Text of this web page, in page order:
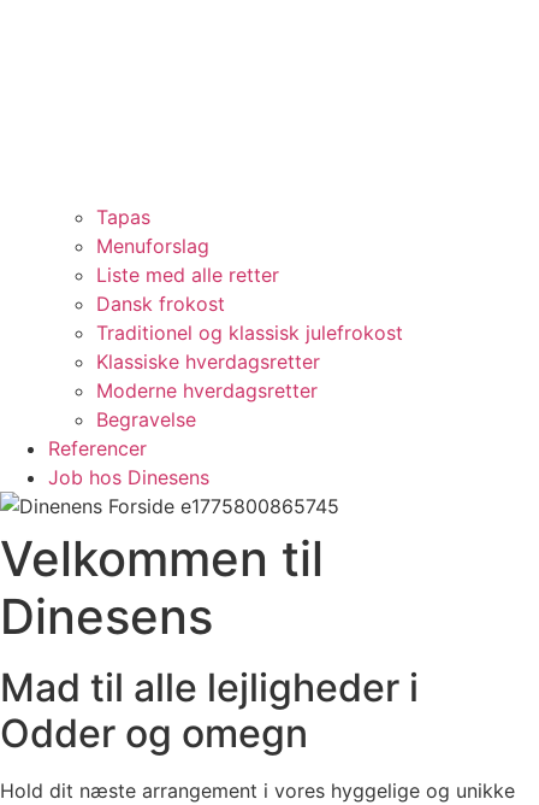
Tapas
Menuforslag
Liste med alle retter
Dansk frokost
Traditionel og klassisk julefrokost
Klassiske hverdagsretter
Moderne hverdagsretter
Begravelse
Referencer
Job hos Dinesens
Velkommen til
Dinesens
Mad til alle lejligheder i
Odder og omegn
Hold dit næste arrangement i vores hyggelige og unikke